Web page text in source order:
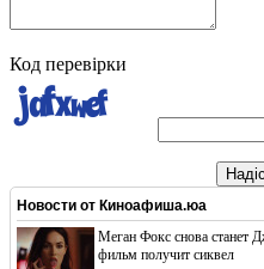
Код перевірки
Новости от Киноафиша.юа
Меган Фокс снова станет
фильм получит сиквел